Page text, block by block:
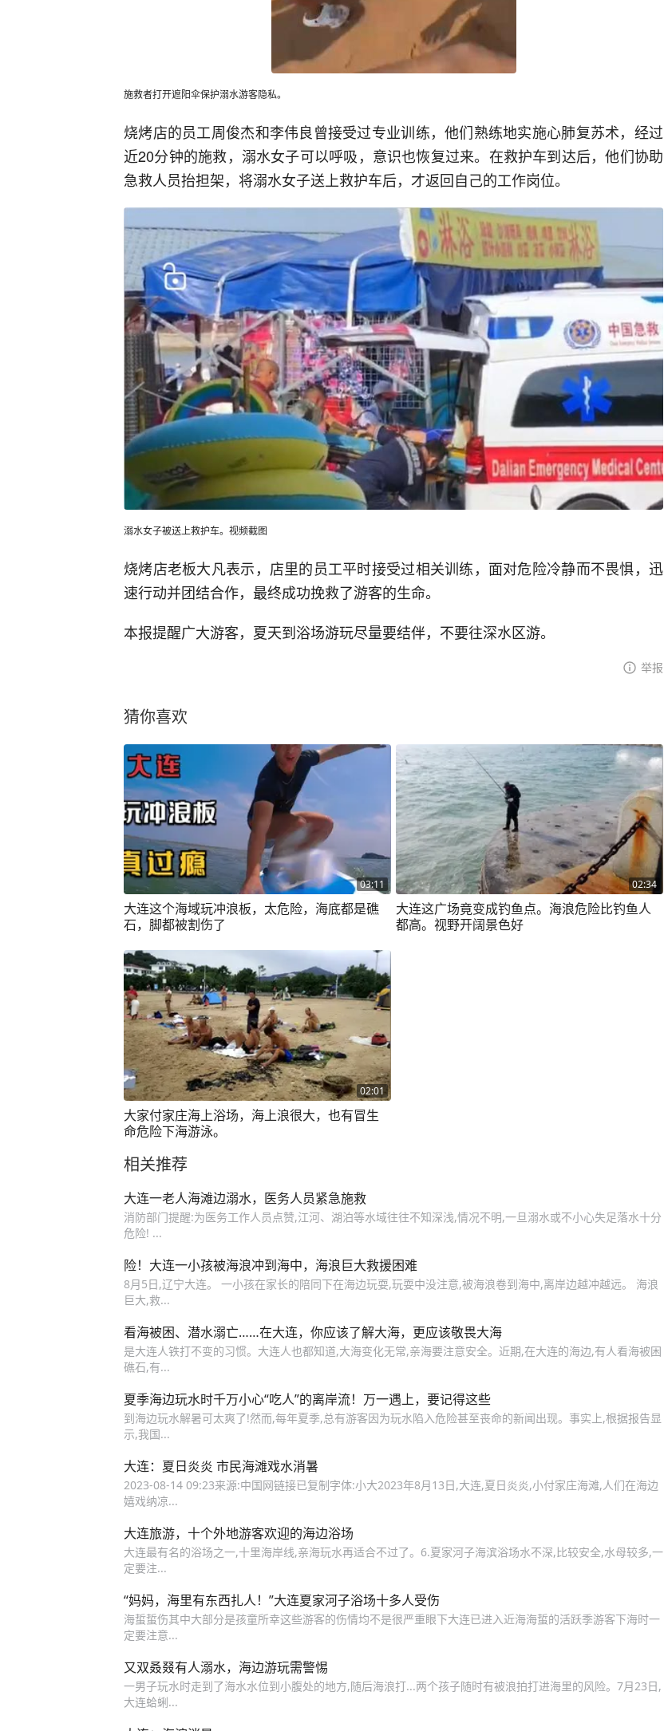
施救者打开遮阳伞保护溺水游客隐私。
烧烤店的员工周俊杰和李伟良曾接受过专业训练，他们熟练地实施心肺复苏术，经过
近20分钟的施救，溺水女子可以呼吸，意识也恢复过来。在救护车到达后，他们协助
急救人员抬担架，将溺水女子送上救护车后，才返回自己的工作岗位。
溺水女子被送上救护车。视频截图
烧烤店老板大凡表示，店里的员工平时接受过相关训练，面对危险冷静而不畏惧，迅
速行动并团结合作，最终成功挽救了游客的生命。
本报提醒广大游客，夏天到浴场游玩尽量要结伴，不要往深水区游。
举报
猜你喜欢
03:11
大连这个海域玩冲浪板，太危险，海底都是礁
石，脚都被割伤了
02:34
大连这广场竟变成钓鱼点。海浪危险比钓鱼人
都高。视野开阔景色好
02:01
大家付家庄海上浴场，海上浪很大，也有冒生
命危险下海游泳。
相关推荐
大连一老人海滩边溺水，医务人员紧急施救
消防部门提醒:为医务工作人员点赞,江河、湖泊等水域往往不知深浅,情况不明,一旦溺水或不小心失足落水十分
危险! ...
险！大连一小孩被海浪冲到海中，海浪巨大救援困难
8月5日,辽宁大连。 一小孩在家长的陪同下在海边玩耍,玩耍中没注意,被海浪卷到海中,离岸边越冲越远。 海浪
巨大,救...
看海被困、潜水溺亡……在大连，你应该了解大海，更应该敬畏大海
是大连人铁打不变的习惯。大连人也都知道,大海变化无常,亲海要注意安全。近期,在大连的海边,有人看海被困
礁石,有...
夏季海边玩水时千万小心“吃人”的离岸流！万一遇上，要记得这些
到海边玩水解暑可太爽了!然而,每年夏季,总有游客因为玩水陷入危险甚至丧命的新闻出现。事实上,根据报告显
示,我国...
大连：夏日炎炎 市民海滩戏水消暑
2023-08-14 09:23来源:中国网链接已复制字体:小大2023年8月13日,大连,夏日炎炎,小付家庄海滩,人们在海边
嬉戏纳凉...
大连旅游，十个外地游客欢迎的海边浴场
大连最有名的浴场之一,十里海岸线,亲海玩水再适合不过了。6.夏家河子海滨浴场水不深,比较安全,水母较多,一
定要注...
“妈妈，海里有东西扎人！”大连夏家河子浴场十多人受伤
海蜇蜇伤其中大部分是孩童所幸这些游客的伤情均不是很严重眼下大连已进入近海海蜇的活跃季游客下海时一
定要注意...
又双叒叕有人溺水，海边游玩需警惕
一男子玩水时走到了海水水位到小腹处的地方,随后海浪打...两个孩子随时有被浪拍打进海里的风险。7月23日,
大连蛤蜊...